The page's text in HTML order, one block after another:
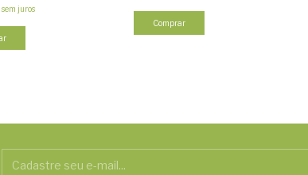
sem juros